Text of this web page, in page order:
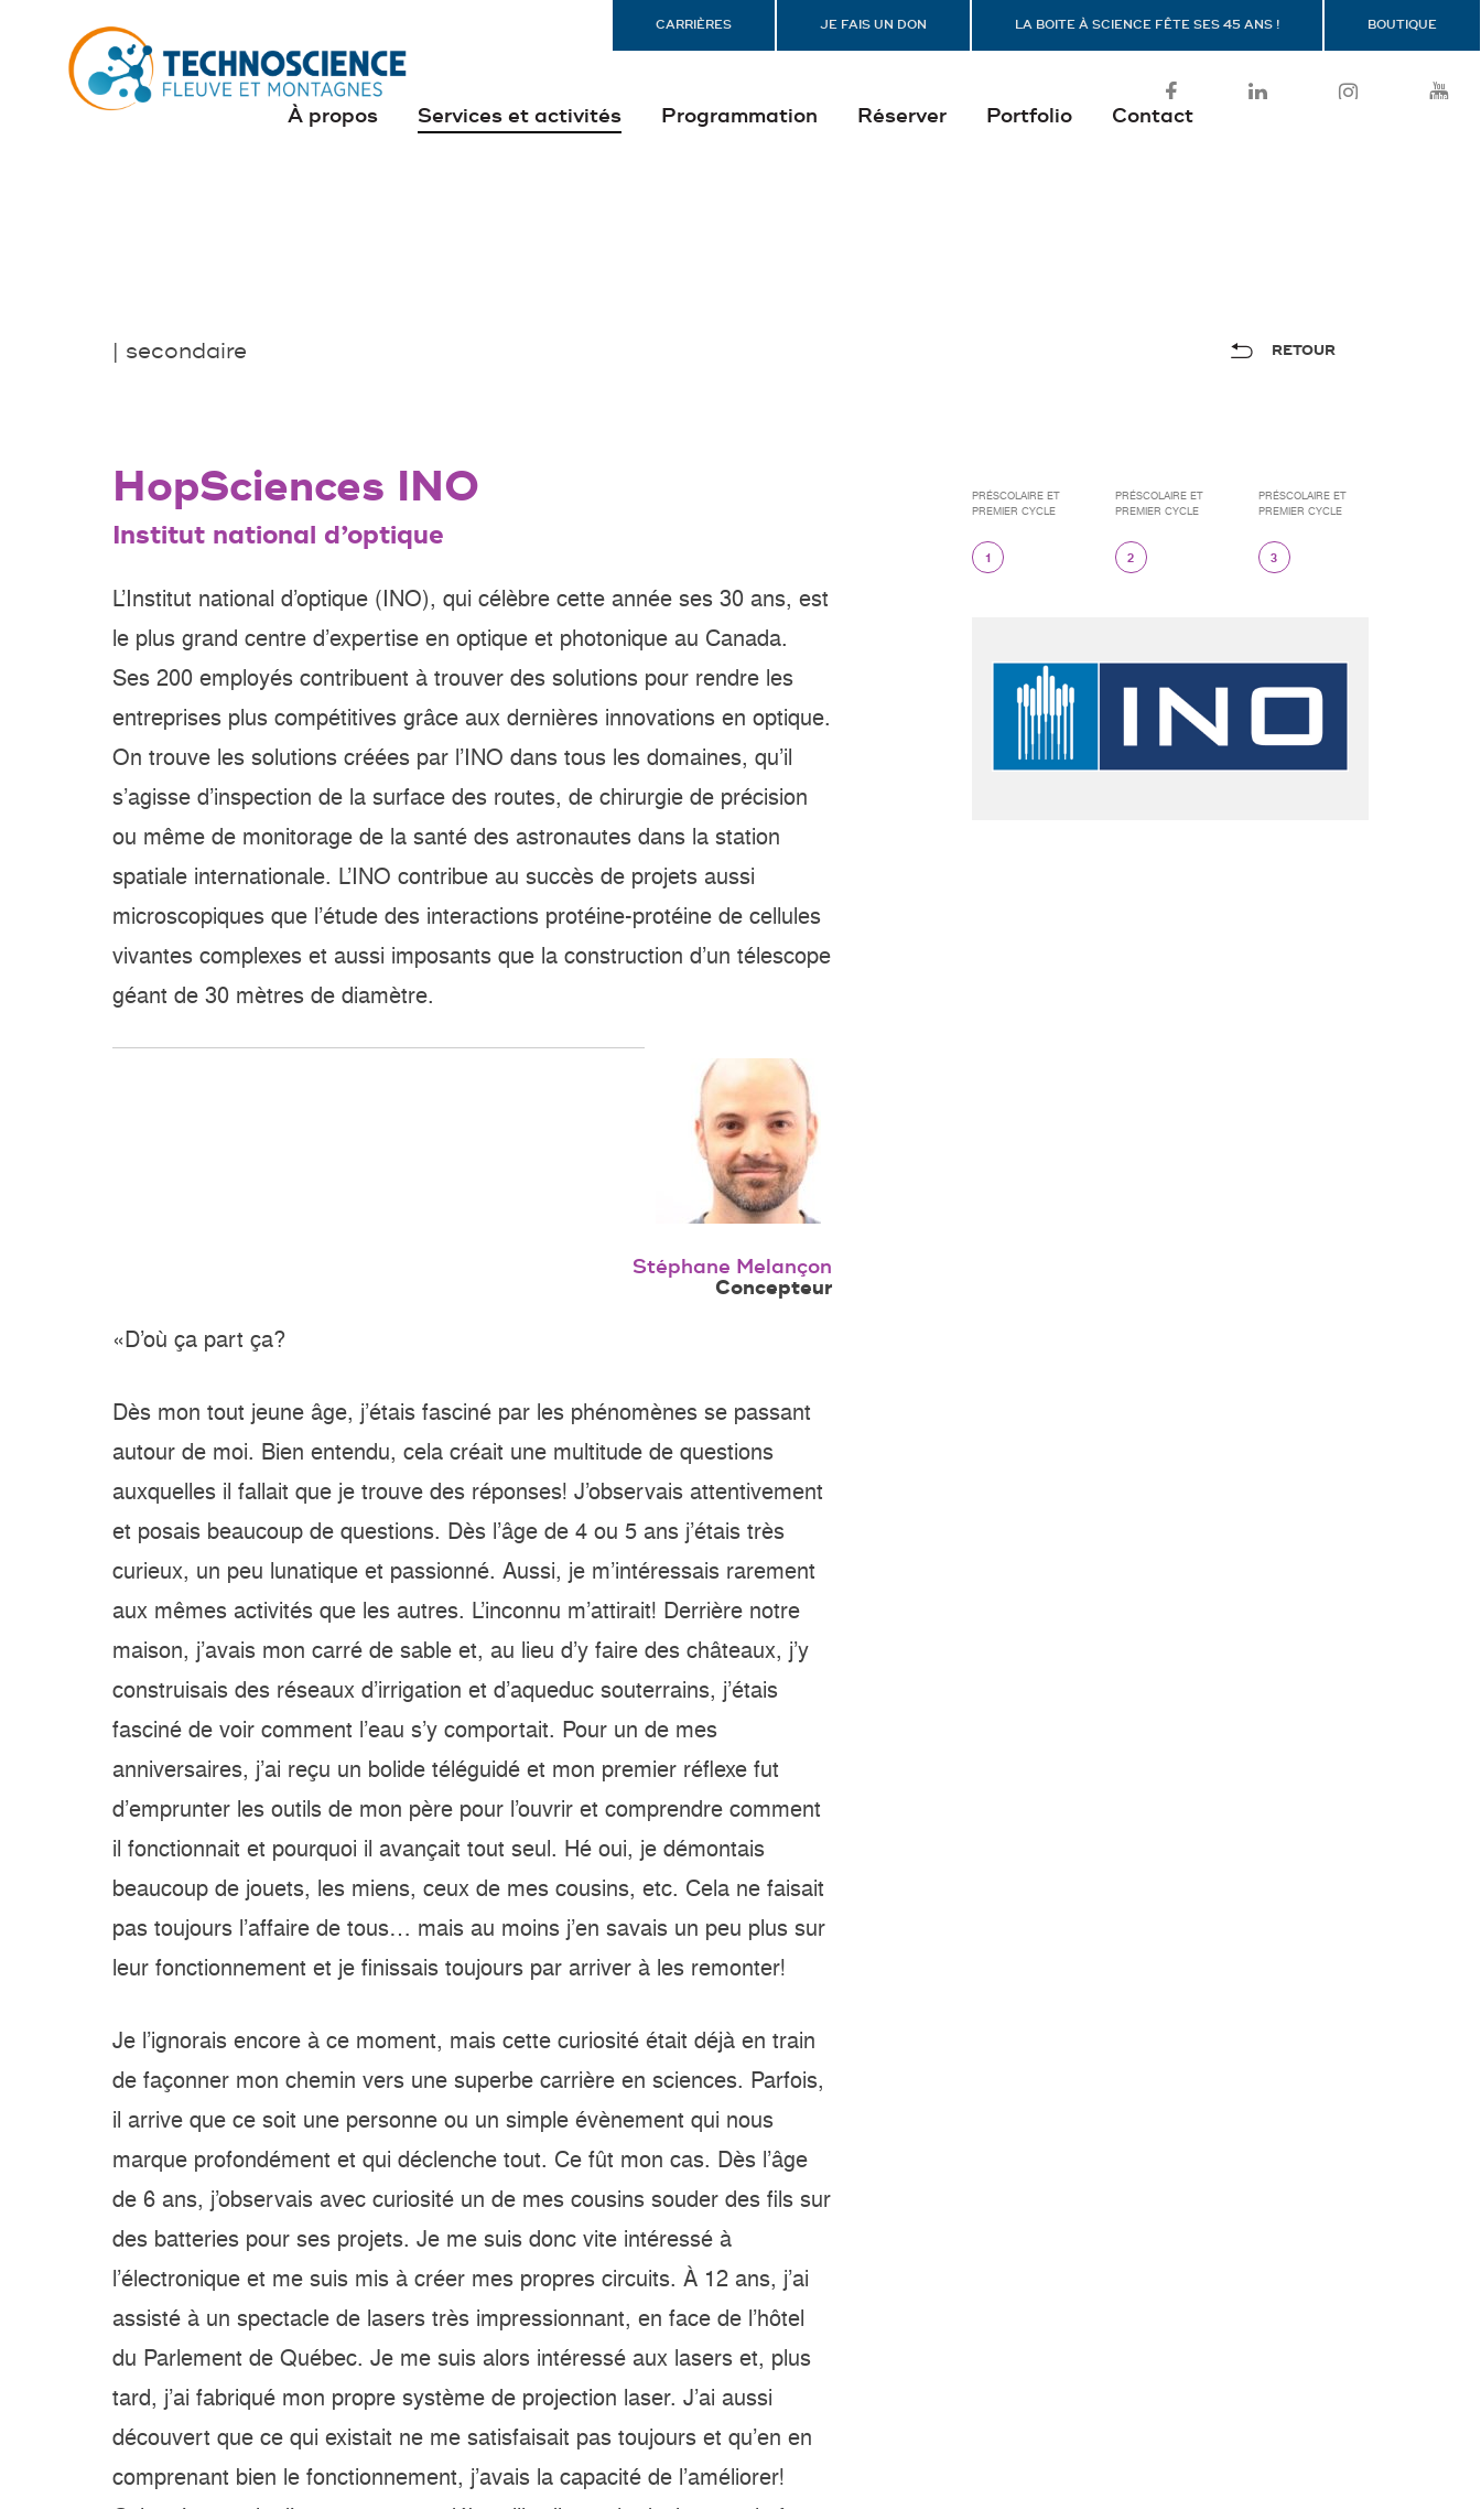
CARRIÈRES JE FAIS UN DON LA BOITE À SCIENCE FÊTE SES 45 ANS ! BOUTIQUE
À propos Services et activités Programmation Réserver Portfolio Contact
| secondaire RETOUR
HopSciences INO
Institut national d’optique
L’Institut national d’optique (INO), qui célèbre cette année ses 30 ans, est
le plus grand centre d’expertise en optique et photonique au Canada.
Ses 200 employés contribuent à trouver des solutions pour rendre les
entreprises plus compétitives grâce aux dernières innovations en optique.
On trouve les solutions créées par l’INO dans tous les domaines, qu’il
s’agisse d’inspection de la surface des routes, de chirurgie de précision
ou même de monitorage de la santé des astronautes dans la station
spatiale internationale. L’INO contribue au succès de projets aussi
microscopiques que l’étude des interactions protéine-protéine de cellules
vivantes complexes et aussi imposants que la construction d’un télescope
géant de 30 mètres de diamètre.
Stéphane Melançon
Concepteur
«D’où ça part ça?
Dès mon tout jeune âge, j’étais fasciné par les phénomènes se passant
autour de moi. Bien entendu, cela créait une multitude de questions
auxquelles il fallait que je trouve des réponses! J’observais attentivement
et posais beaucoup de questions. Dès l’âge de 4 ou 5 ans j’étais très
curieux, un peu lunatique et passionné. Aussi, je m’intéressais rarement
aux mêmes activités que les autres. L’inconnu m’attirait! Derrière notre
maison, j’avais mon carré de sable et, au lieu d’y faire des châteaux, j’y
construisais des réseaux d’irrigation et d’aqueduc souterrains, j’étais
fasciné de voir comment l’eau s’y comportait. Pour un de mes
anniversaires, j’ai reçu un bolide téléguidé et mon premier réflexe fut
d’emprunter les outils de mon père pour l’ouvrir et comprendre comment
il fonctionnait et pourquoi il avançait tout seul. Hé oui, je démontais
beaucoup de jouets, les miens, ceux de mes cousins, etc. Cela ne faisait
pas toujours l’affaire de tous… mais au moins j’en savais un peu plus sur
leur fonctionnement et je finissais toujours par arriver à les remonter!
Je l’ignorais encore à ce moment, mais cette curiosité était déjà en train
de façonner mon chemin vers une superbe carrière en sciences. Parfois,
il arrive que ce soit une personne ou un simple évènement qui nous
marque profondément et qui déclenche tout. Ce fût mon cas. Dès l’âge
de 6 ans, j’observais avec curiosité un de mes cousins souder des fils sur
des batteries pour ses projets. Je me suis donc vite intéressé à
l’électronique et me suis mis à créer mes propres circuits. À 12 ans, j’ai
assisté à un spectacle de lasers très impressionnant, en face de l’hôtel
du Parlement de Québec. Je me suis alors intéressé aux lasers et, plus
tard, j’ai fabriqué mon propre système de projection laser. J’ai aussi
découvert que ce qui existait ne me satisfaisait pas toujours et qu’en en
comprenant bien le fonctionnement, j’avais la capacité de l’améliorer!
PRÉSCOLAIRE ET
PREMIER CYCLE
1
PRÉSCOLAIRE ET
PREMIER CYCLE
2
PRÉSCOLAIRE ET
PREMIER CYCLE
3